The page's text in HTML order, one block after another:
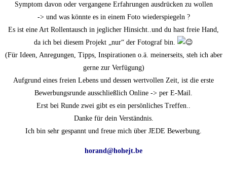
Symptom davon oder vergangene Erfahrungen ausdrücken zu wollen
-> und was könnte es in einem Foto wiederspiegeln ?
Es ist eine Art Rollentausch in jeglicher Hinsicht..und du hast freie Hand,
da ich bei diesem Projekt „nur“ der Fotograf bin.
(Für Ideen, Anregungen, Tipps, Inspirationen o.ä. meinerseits, steh ich aber
gerne zur Verfügung)
Aufgrund eines freien Lebens und dessen wertvollen Zeit, ist die erste
Bewerbungsrunde ausschließlich Online -> per E-Mail.
Erst bei Runde zwei gibt es ein persönliches Treffen..
Danke für dein Verständnis.
Ich bin sehr gespannt und freue mich über JEDE Bewerbung.
horand@hohejt.be